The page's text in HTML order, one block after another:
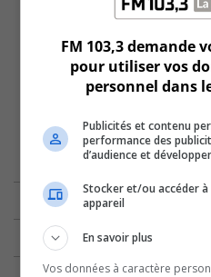
FM 103,3 demande
pour utiliser vos
personnel dans
Publicités et contenu
performance des
d’audience et
Stocker et/ou accéder
appareil
En savoir plus
Vos données à caractère